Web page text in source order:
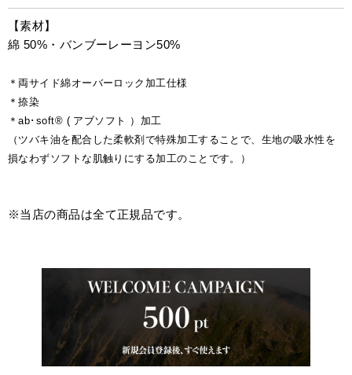
【素材】
綿 50%・バンブーレーヨン50%
＊両サイド綿オーバーロック加工仕様
＊捺染
＊ab･soft® ( アブソフト ）加工
（ツバキ油を配合した柔軟剤で特殊加工することで、生地の吸水性を
損なわずソフトな肌触りにする加工のことです。）
※当店の商品は全て正規品です。